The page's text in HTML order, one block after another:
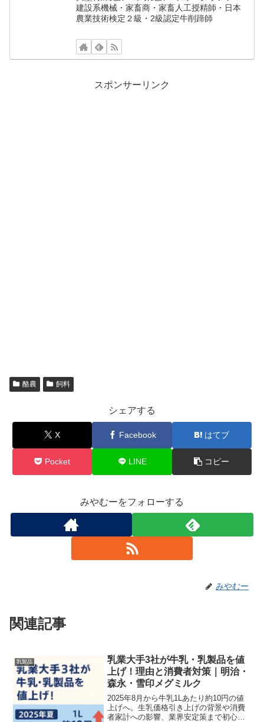
建設系機械・家畜商・家畜人工授精師・日本
農業技術検定２級・2級認定牛削蹄師
スポンサーリンク
酪農 飼料
シェアする
X Facebook はてブ
Pocket LINE コピー
みやむーをフォローする
みやむー
関連記事
乳製品
乳業大手3社が牛乳・乳製品を値
上げ！理由と消費者対策｜明治・
森永・雪印メグミルク
2025年8月から牛乳1Lあたり約10円の値
上げへ。生乳価格引き上げの背景や消費
者家計への影響、業界安定策まで初心者